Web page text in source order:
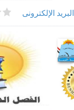
البريد الإلكترونى